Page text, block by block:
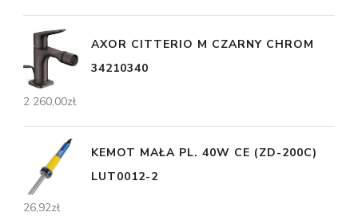
AXOR CITTERIO M CZARNY CHROM
34210340
2 260,00zł
KEMOT MAŁA PL. 40W CE (ZD-200C)
LUT0012-2
26,92zł